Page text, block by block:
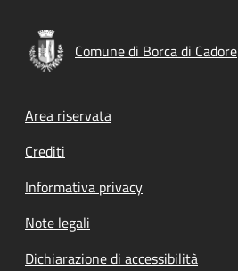
Comune di Borca di Cadore
Footer menu
Area riservata
Crediti
Informativa privacy
Note legali
Dichiarazione di accessibilità